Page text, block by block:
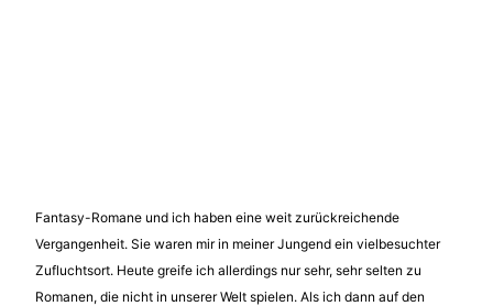
Fantasy-Romane und ich haben eine weit zurückreichende
Vergangenheit. Sie waren mir in meiner Jungend ein vielbesuchter
Zufluchtsort. Heute greife ich allerdings nur sehr, sehr selten zu
Romanen, die nicht in unserer Welt spielen. Als ich dann auf den